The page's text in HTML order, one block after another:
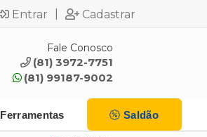
Entrar Cadastrar
Fale Conosco
(81) 3972-7751
(81) 99187-9002
Ferramentas Saldão